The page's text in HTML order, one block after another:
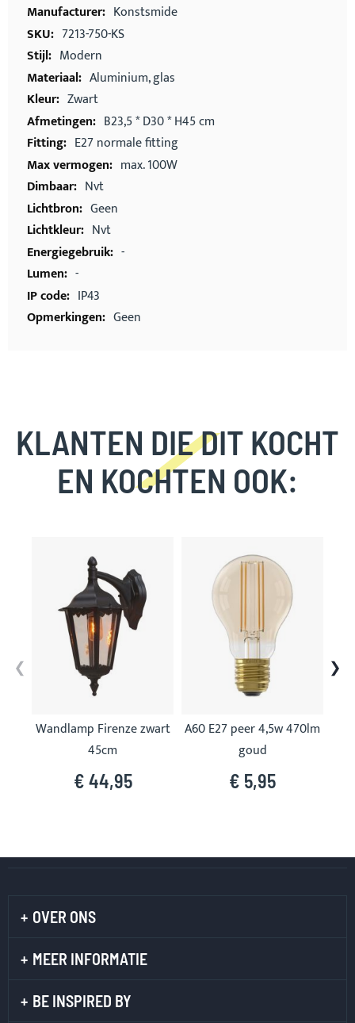
Meer
informatie
Konstsmide
7213-750-KS
Modern
Aluminium, glas
Zwart
B23,5 * D30 * H45 cm
E27 normale fitting
max. 100W
Nvt
Geen
Nvt
-
-
IP43
Geen
KLANTEN DIE DIT KOCHT
EN KOCHTEN OOK:
Wandlamp Firenze zwart
45cm
€ 44,95
A60 E27 peer 4,5w 470lm
goud
€ 5,95
OVER ONS
MEER INFORMATIE
BE INSPIRED BY